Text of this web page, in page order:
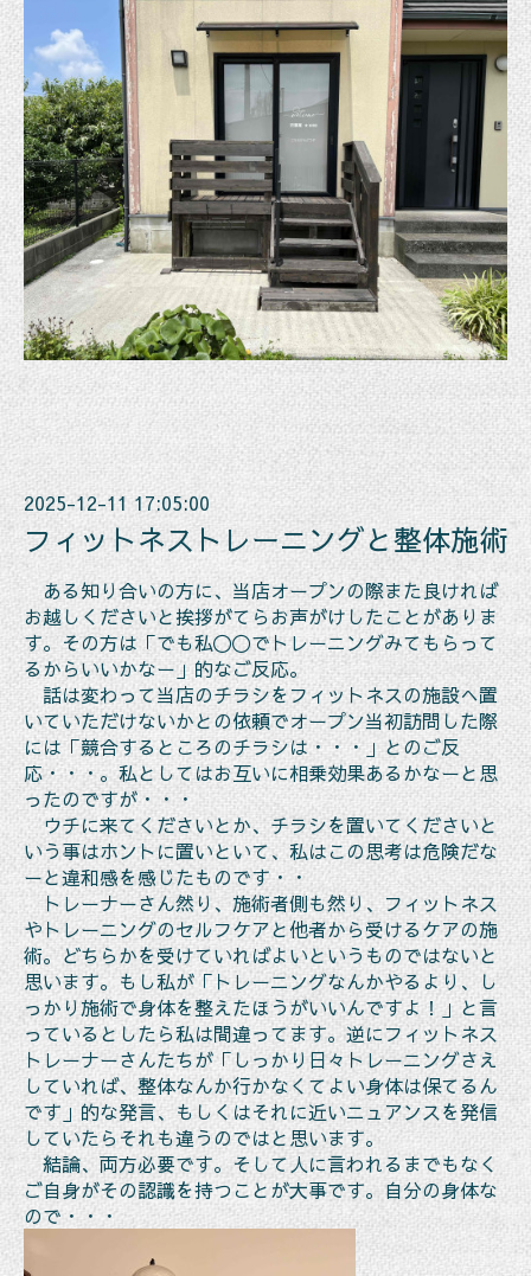
2025-12-11 17:05:00
フィットネストレーニングと整体施術
ある知り合いの方に、当店オープンの際また良ければ
お越しくださいと挨拶がてらお声がけしたことがありま
す。その方は「でも私〇〇でトレーニングみてもらって
るからいいかなー」的なご反応。
話は変わって当店のチラシをフィットネスの施設へ置
いていただけないかとの依頼でオープン当初訪問した際
には「競合するところのチラシは・・・」とのご反
応・・・。私としてはお互いに相乗効果あるかなーと思
ったのですが・・・
ウチに来てくださいとか、チラシを置いてくださいと
いう事はホントに置いといて、私はこの思考は危険だな
ーと違和感を感じたものです・・
トレーナーさん然り、施術者側も然り、フィットネス
やトレーニングのセルフケアと他者から受けるケアの施
術。どちらかを受けていればよいというものではないと
思います。もし私が「トレーニングなんかやるより、し
っかり施術で身体を整えたほうがいいんですよ！」と言
っているとしたら私は間違ってます。逆にフィットネス
トレーナーさんたちが「しっかり日々トレーニングさえ
していれば、整体なんか行かなくてよい身体は保てるん
です」的な発言、もしくはそれに近いニュアンスを発信
していたらそれも違うのではと思います。
結論、両方必要です。そして人に言われるまでもなく
ご自身がその認識を持つことが大事です。自分の身体な
ので・・・